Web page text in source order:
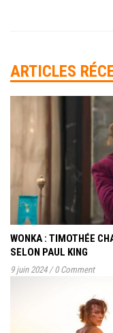
ARTICLES
WONKA : TIMOTHÉE
SELON PAUL KING
9 juin 2024 / 0 Comment